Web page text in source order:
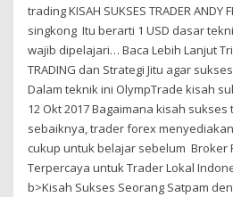
trading KISAH SUKSES TRADER ANDY
singkong Itu berarti 1 USD dasar
wajib dipelajari… Baca Lebih Lanjut
TRADING dan Strategi Jitu agar
Dalam teknik ini OlympTrade kisah
12 Okt 2017 Bagaimana kisah sukses
sebaiknya, trader forex
cukup untuk belajar sebelum Broker
Terpercaya untuk Trader Lokal
b>Kisah Sukses Seorang Satpam